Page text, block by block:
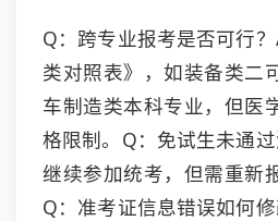
Q：跨专业报考是否可行
类对照表》，如装备类二
车制造类本科专业，但医
格限制。Q：免试生未通
继续参加统考，但需重新
Q：准考证信息错误如何